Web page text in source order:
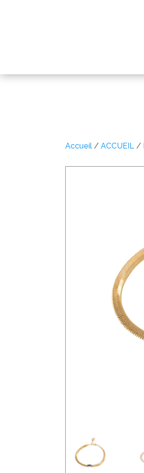
Accueil /ACCUEIL /